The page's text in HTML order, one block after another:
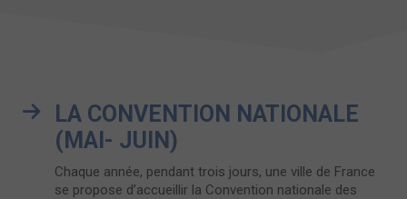
LA CONVENTION NATIONALE
(MAI- JUIN)
Chaque année, pendant trois jours, une ville de France
se propose d’accueillir la Convention nationale des